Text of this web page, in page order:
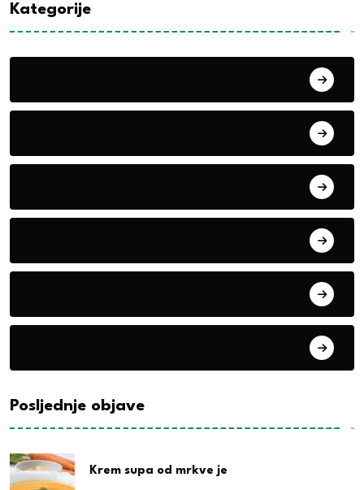
Kategorije
Posljednje objave
Krem supa od mrkve je